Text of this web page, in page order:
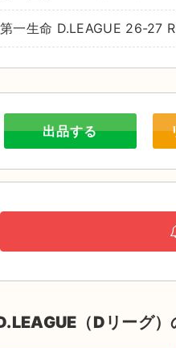
第一生命 D.LEAGUE 26-27
出品する
（Dリーグ）